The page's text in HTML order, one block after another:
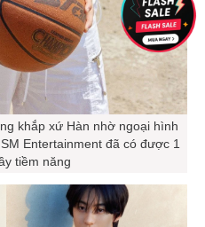
khắp xứ Hàn nhờ ngoại hình
Entertainment đã có được 1
tiềm năng